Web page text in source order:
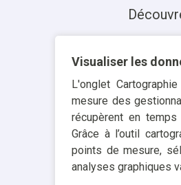
Visualiser les
L'onglet
mesure des
récupèrent en
Grâce à l’outil
points de mesure,
analyses graphiques